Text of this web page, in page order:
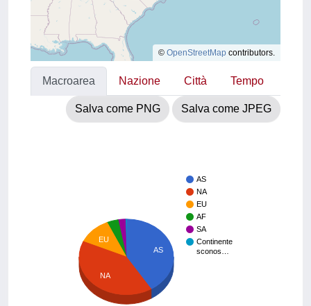
© OpenStreetMap contributors.
Macroarea Nazione Città Tempo
Salva come PNG Salva come JPEG
AS
NA
EU
AF
SA
Continente
sconos…
AS
EU
NA